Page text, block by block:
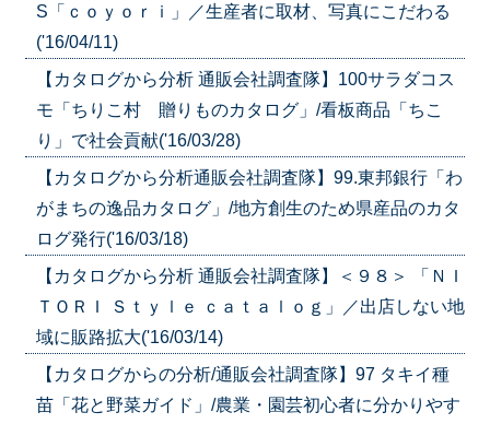
S「ｃｏｙｏｒｉ」／生産者に取材、写真にこだわる
('16/04/11)
【カタログから分析 通販会社調査隊】100サラダコス
モ「ちりこ村 贈りものカタログ」/看板商品「ちこ
り」で社会貢献('16/03/28)
【カタログから分析通販会社調査隊】99.東邦銀行「わ
がまちの逸品カタログ」/地方創生のため県産品のカタ
ログ発行('16/03/18)
【カタログから分析 通販会社調査隊】＜９８＞ 「ＮＩ
ＴＯＲＩ Ｓｔｙｌｅ ｃａｔａｌｏｇ」／出店しない地
域に販路拡大('16/03/14)
【カタログからの分析/通販会社調査隊】97 タキイ種
苗「花と野菜ガイド」/農業・園芸初心者に分かりやす